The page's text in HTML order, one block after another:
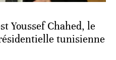
Youssef Chahed, le
tunisienne